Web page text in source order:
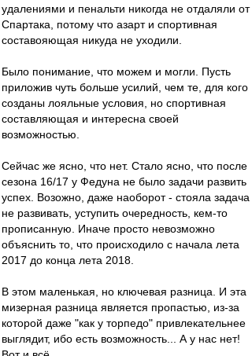
удалениями и пенальти никогда не отдаляли от
Спартака, потому что азарт и спортивная
составояющая никуда не уходили.
Было понимание, что можем и могли. Пусть
приложив чуть больше усилий, чем те, для кого
созданы лояльные условия, но спортивная
составляющая и интересна своей
возможностью.
Сейчас же ясно, что нет. Стало ясно, что после
сезона 16/17 у Федуна не было задачи развить
успех. Возожно, даже наоборот - стояла задача
не развивать, уступить очередность, кем-то
прописанную. Иначе просто невозможно
объяснить то, что происходило с начала лета
2017 до конца лета 2018.
В этом маленькая, но ключевая разница. И эта
мизерная разница является пропастью, из-за
которой даже "как у торпедо" привлекательнее
выглядит, ибо есть возможность... А у нас нет!